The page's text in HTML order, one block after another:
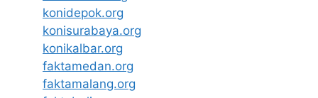
konidepok.org
konisurabaya.org
konikalbar.org
faktamedan.org
faktamalang.org